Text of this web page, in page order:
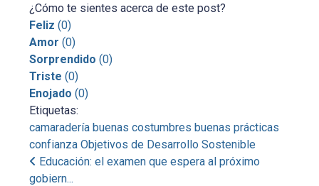
¿Cómo te sientes acerca de este post?
Feliz (0)
Amor (0)
Sorprendido (0)
Triste (0)
Enojado (0)
Etiquetas:
camaradería buenas costumbres buenas prácticas
confianza Objetivos de Desarrollo Sostenible
Educación: el examen que espera al próximo
gobiern...